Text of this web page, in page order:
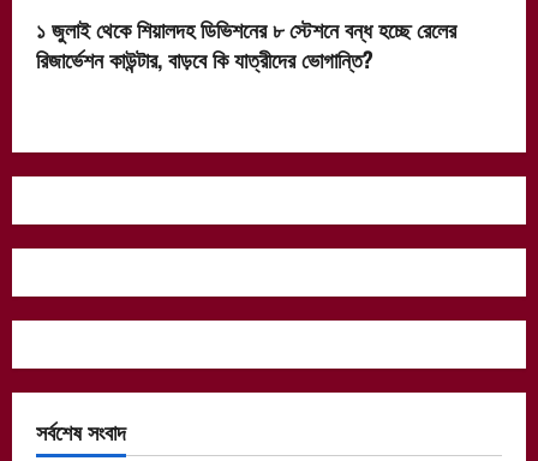
১ জুলাই থেকে শিয়ালদহ ডিভিশনের ৮ স্টেশনে বন্ধ হচ্ছে রেলের
রিজার্ভেশন কাউন্টার, বাড়বে কি যাত্রীদের ভোগান্তি?
সর্বশেষ সংবাদ